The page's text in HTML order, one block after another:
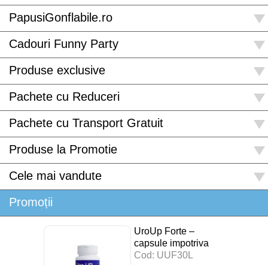
PapusiGonflabile.ro
Cadouri Funny Party
Produse exclusive
Pachete cu Reduceri
Pachete cu Transport Gratuit
Produse la Promotie
Cele mai vandute
Promoții
UroUp Forte –
capsule impotriva
prostatitei – 30 cps
Cod: UUF30L